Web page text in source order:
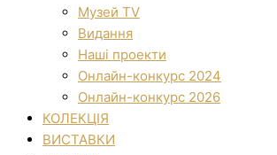
Музей TV
Видання
Наші проекти
Онлайн-конкурс 2024
Онлайн-конкурс 2026
КОЛЕКЦІЯ
ВИСТАВКИ